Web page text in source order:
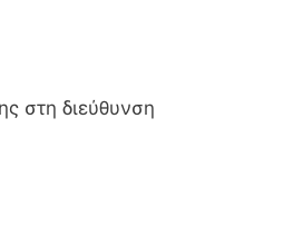
στη διεύθυνση